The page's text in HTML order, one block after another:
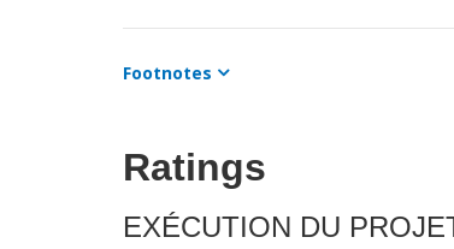
Footnotes
Ratings
EXÉCUTION DU